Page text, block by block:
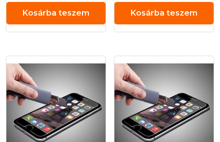
Kosárba teszem Kosárba teszem